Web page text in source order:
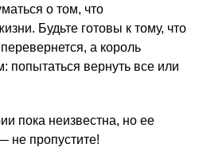
о том, что
Будьте готовы к тому, что
а король
попытаться вернуть все или
пока неизвестна, но ее
не пропустите!